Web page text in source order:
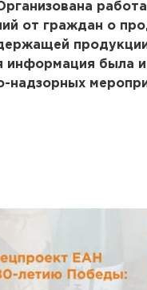
от граждан о
информация была
надзорных